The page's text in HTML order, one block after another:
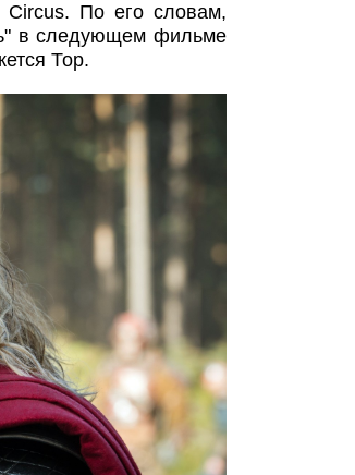
Circus. По его словам,
в следующем фильме
Тор.